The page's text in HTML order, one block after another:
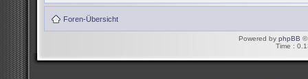
Foren-Übersicht
Powered by phpBB ©
Time :